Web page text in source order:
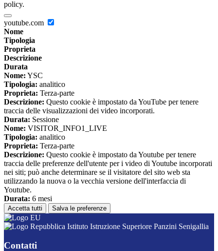
policy.
youtube.com
Nome
Tipologia
Proprieta
Descrizione
Durata
Nome: YSC
Tipologia: analitico
Proprieta: Terza-parte
Descrizione: Questo cookie è impostato da YouTube per tenere
traccia delle visualizzazioni dei video incorporati.
Durata: Sessione
Nome: VISITOR_INFO1_LIVE
Tipologia: analitico
Proprieta: Terza-parte
Descrizione: Questo cookie è impostato da Youtube per tenere
traccia delle preferenze dell'utente per i video di Youtube incorporati
nei siti; può anche determinare se il visitatore del sito web sta
utilizzando la nuova o la vecchia versione dell'interfaccia di
Youtube.
Durata: 6 mesi
Accetta tutti Salva le preferenze
Istituto Istruzione Superiore Panzini Senigallia
Contatti